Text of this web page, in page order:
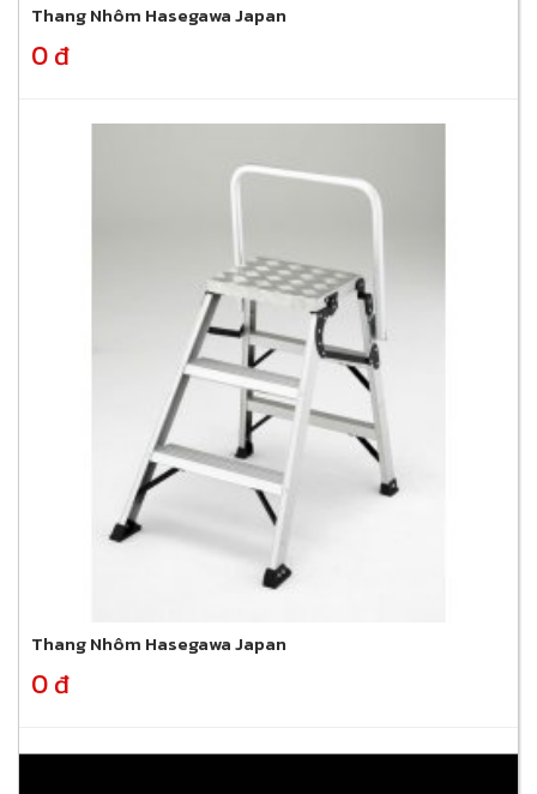
Thang Nhôm Hasegawa Japan
0 đ
Thang Nhôm Hasegawa Japan
0 đ